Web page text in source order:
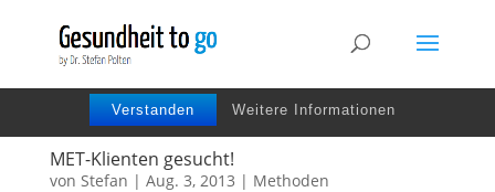
Wir benutzen Cookies um die Nutzerfreundlichkeit
der Webseite zu verbessen. Durch Deinen Besuch
Verstanden Weitere Informationen
MET-Klienten gesucht!
von Stefan | Aug. 3, 2013 | Methoden